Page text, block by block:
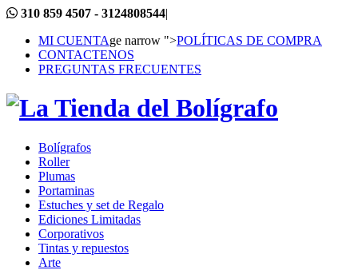
310 859 4507 - 3124808544|
MI CUENTAge narrow ">POLÍTICAS DE COMPRA
CONTACTENOS
PREGUNTAS FRECUENTES
Bolígrafos
Roller
Plumas
Portaminas
Estuches y set de Regalo
Ediciones Limitadas
Corporativos
Tintas y repuestos
Arte